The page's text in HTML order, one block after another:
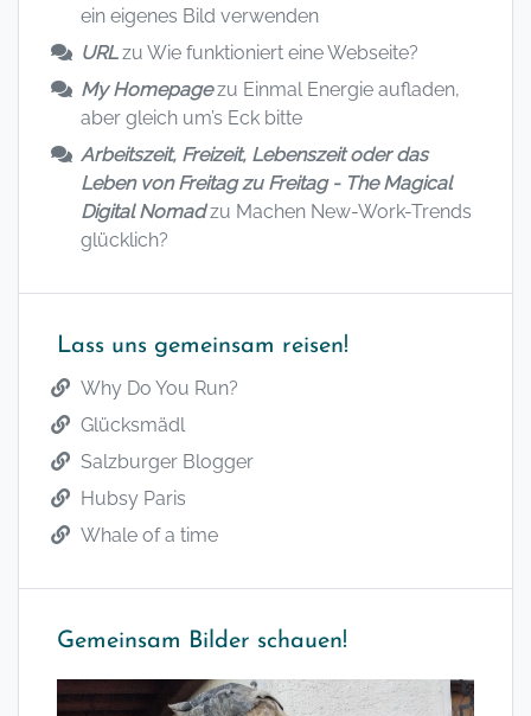
ein eigenes Bild verwenden
URLzu Wie funktioniert eine Webseite?
My Homepagezu Einmal Energie aufladen,
aber gleich um’s Eck bitte
Arbeitszeit, Freizeit, Lebenszeit oder das
Leben von Freitag zu Freitag - The Magical
Digital Nomadzu Machen New-Work-Trends
glücklich?
Lass uns gemeinsam reisen!
Why Do You Run?
Glücksmädl
Salzburger Blogger
Hubsy Paris
Whale of a time
Gemeinsam Bilder schauen!